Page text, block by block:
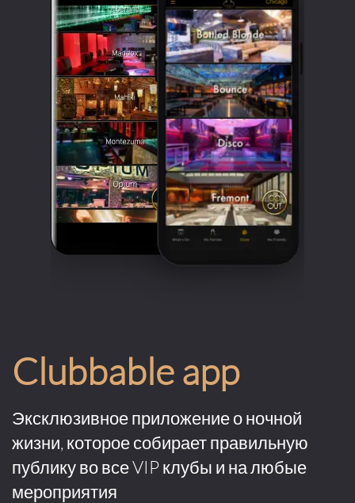
Clubbable app
Эксклюзивное приложение о ночной
жизни, которое собирает правильную
публику во все VIP клубы и на любые
мероприятия